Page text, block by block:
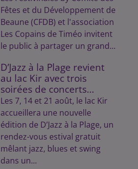
Fêtes et du Développement de
Beaune (CFDB) et l'association
Les Copains de Timéo invitent
le public à partager un grand...
D’Jazz à la Plage revient
au lac Kir avec trois
soirées de concerts...
Les 7, 14 et 21 août, le lac Kir
accueillera une nouvelle
édition de D’Jazz à la Plage, un
rendez-vous estival gratuit
mêlant jazz, blues et swing
dans un...